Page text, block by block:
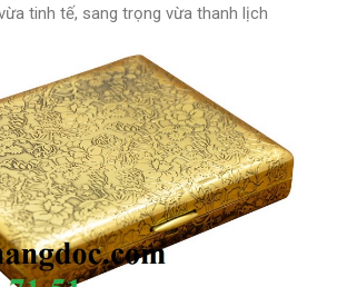
tinh tế, sang trọng vừa thanh lịch